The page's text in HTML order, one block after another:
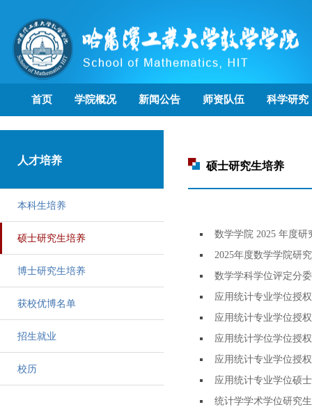
首页 学院概况 新闻公告 师资队伍 科学研究
人才培养
本科生培养
硕士研究生培养
博士研究生培养
获校优博名单
招生就业
校历
硕士研究生培养
数学学院 2025 年度
2025年度数学学院研
数学学科学位评定分
应用统计专业学位授
应用统计专业学位授
应用统计学位学位授
应用统计专业学位授
应用统计专业学位硕
统计学学术学位研究